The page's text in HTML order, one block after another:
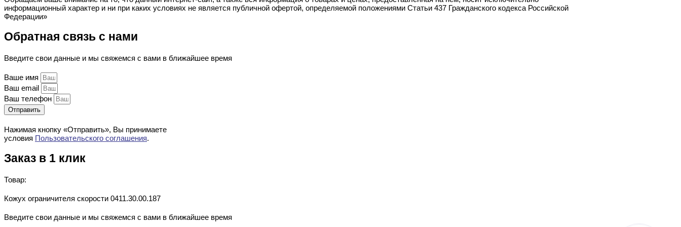
информационный характер и ни при каких условиях не является публичной офертой, определяемой положениями Статьи 437 Гражданского кодекса Российской
Федерации»
Обратная связь с нами
Введите свои данные и мы свяжемся с вами в ближайшее время
Ваше имя
Ваш email
Ваш телефон
Отправить
Нажимая кнопку «Отправить», Вы принимаете
условия Пользовательского соглашения.
Заказ в 1 клик
Товар:
Кожух ограничителя скорости 0411.30.00.187
Введите свои данные и мы свяжемся с вами в ближайшее время